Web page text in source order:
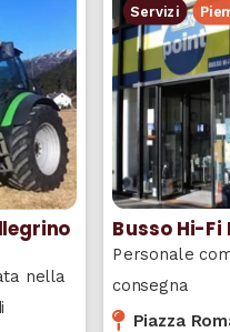
nella
Servizi
Busso Hi-
Personale
consegna
Piazza